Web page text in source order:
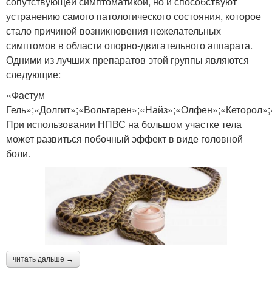
устранению самого патологического состояния, которое
стало причиной возникновения нежелательных
симптомов в области опорно-двигательного аппарата.
Одними из лучших препаратов этой группы являются
следующие:
«Фастум
При использовании НПВС на большом участке тела
может развиться побочный эффект в виде головной
боли.
читать дальше →